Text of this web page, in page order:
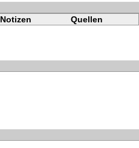
Notizen
Quellen